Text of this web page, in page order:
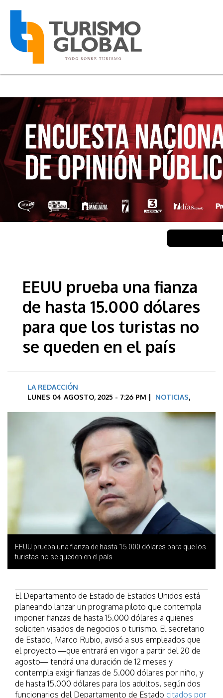
EEUU prueba una fianza
de hasta 15.000 dólares
para que los turistas no
se queden en el país
LA REDACCIÓN
LUNES 04 AGOSTO, 2025 - 7:26 PM | NOTICIAS,
EEUU prueba una fianza de hasta 15.000 dólares para que los
turistas no se queden en el país
El Departamento de Estado de Estados Unidos está
planeando lanzar un programa piloto que contempla
imponer fianzas de hasta 15.000 dólares a quienes
soliciten visados de negocios o turismo. El secretario
de Estado, Marco Rubio, avisó a sus empleados que
el proyecto —que entrará en vigor a partir del 20 de
agosto— tendrá una duración de 12 meses y
contempla exigir fianzas de 5.000 dólares por niño, y
de hasta 15.000 dólares para los adultos, según dos
funcionarios del Departamento de Estado citados por